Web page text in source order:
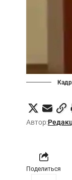
Автор:
Поделиться